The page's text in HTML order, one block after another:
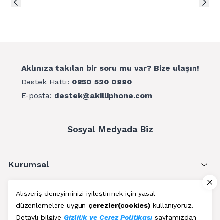
Alışveriş deneyiminizi iyileştirmek için yasal
düzenlemelere uygun çerezler(cookies) kullanıyoruz.
Detaylı bilgiye Gizlilik ve Çerez Politikası sayfamızdan
Aklınıza takılan bir soru mu var? Bize ulaşın!
Destek Hattı: 0850 520 0880
E-posta: destek@akilliphone.com
Sosyal Medyada Biz
Kurumsal
Müşteri Hizmetleri
Üyelik